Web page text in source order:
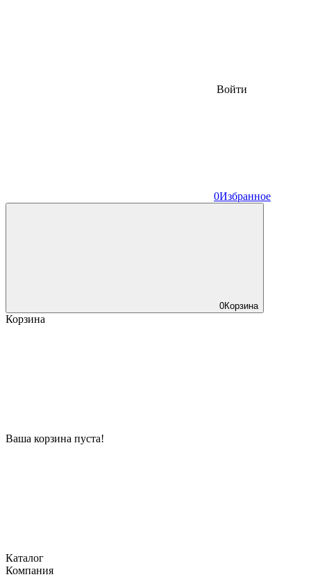
Войти
0Избранное
0Корзина
Корзина
Ваша корзина пуста!
Каталог
Компания